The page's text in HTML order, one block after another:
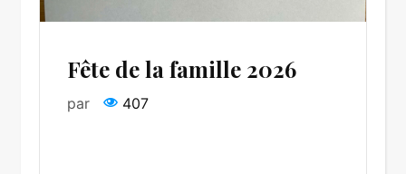
Fête de la famille 2026
par 407